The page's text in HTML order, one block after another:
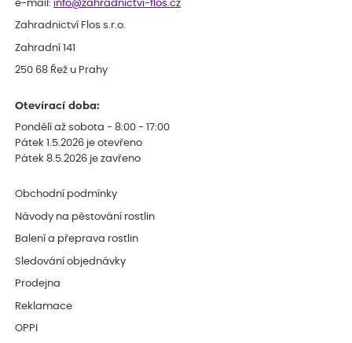
e-mail: info@zahradnictvi-flos.cz
Zahradnictví Flos s.r.o.
Zahradní 141
250 68 Řež u Prahy
Otevírací doba:
Pondělí až sobota - 8:00 - 17:00
Pátek 1.5.2026 je otevřeno
Pátek 8.5.2026 je zavřeno
Obchodní podmínky
Návody na pěstování rostlin
Balení a přeprava rostlin
Sledování objednávky
Prodejna
Reklamace
OPPI